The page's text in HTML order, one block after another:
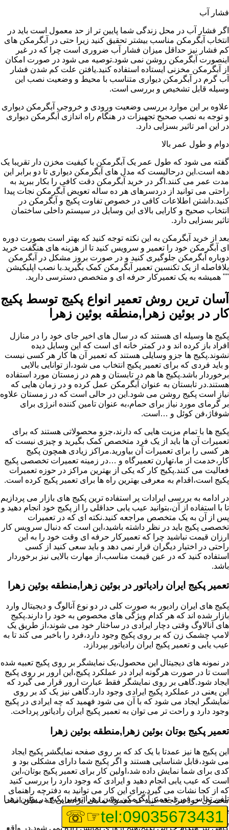
فشار آب
اگر فشار آب در محل زندگی شما پایین تر از حد معمول است باید در
انتخاب آبگرمکن مناسب بیشتر تحقیق کنید زیرا حتی در آبگرمکن های
کم فشار نیز حداقل میزان فشار آب ضروری است چرا که در غیر
اینصورت آبگرمکن روشن نمی شود.توصیه می شود در صورت امکان
از آبگرمکن مخزنی ایستاده استفاده کنید.یافتن علت کم شدن فشار
آب گرم در آبگرمکن دیواری متناسب با محیط و وضعیت نصب این
وسیله قابل تشخیص و بررسی است.
علاوه بر این موارد بررسی وضعیت ورودی و خروجی آبگرمکن دیواری
و توجه به نصب صحیح تجهیزات در هنگام راه اندازی آبگرمکن دیواری
در این امر تاثیر بسزایی دارد.
دوام و طول عمر بالا
گفته می شود که طول عمر یک آبگرمکن با کیفیت مخزن دار تقریبا یک
دهه است.این درحالیست که مدل های آبگرمکن دیواری تا دو برابر این
مدت عمر می کنند.اگر در خرید آبگرمکن دقت کافی را بکار ببرید به
راحتی می توانید از دردسرهای هر ده ساله تعویض آبگرمکن نجات پیدا
کنید.داشتن اطلاعات کافی در خصوص تفاوت پکیج و آبگرمکن در
انتخاب صحیح و کارایی بالای این وسایل در سیستم داخلی ساختمان
تاثیر بسزایی دارد.
بعد از خرید آبگرمکن به این نکته توجه کنید که بهتر است بصورت دوره
ای آبگرمکن خود را تعمیر و سرویس کنید تا از هزینه های هنگفت خرید
دوباره آبگرمکن جلوگیری کنید و در صورت بروز مشکل در آبگرمکن
بلافاصله از یک تکنسین تعمیر آبگرمکن کمک بگیرید.با نصب اپلیکیشن
"" همیشه به یک تعمیرکار حرفه ای و متخصص دسترسی دارید.
آسان ترین روش تعمیر انواع پکیج توسط پکیج
کار در بوئین زهرا,منطقه بوئین زهرا
پکیج ها وسیله ای هستند که در سال های اخیر جای خود را در منازل
افراد باز کرده اند و در کمتر خانه ای است که این وسایل دیده
نشوند.پکیج ها جزو وسایلی هستند که تعمیر آن ها کار هر کسی نیست
و باید فردی که برای تعمیر پکیج انتخاب می شود،از توانایی بالایی
برخوردار باشد.پکیج ها هم در تابستان و هم در زمستان مورد استفاده
هستند.در تابستان به عنوان آبگرمکن عمل کرده و در زمان هایی که
نیاز است پکیج روشن می شود.این در حالی است که در زمستان علاوه
بر گرمای مورد نیاز برای حمام،به عنوان تامین کننده انرژی برای
شوفاژ،فن کوئل و …است.
پکیج ها با تمام مزیت هایی که دارند،جزو محصولاتی هستند که برای
تعمیرات آن ها باید از یک فرد متخصص کمک بگیرید و چیزی نیست که
هر کسی را برای تعمیرات آن بیاورید.مراکز زیادی همچون پکیج
کار،خدمت از ما،تهارن تعمیرگاه و …در زمینه تعمیرات تخصصی پکیج
فعالیت می کنند.پکیج کار که یکی از بهترین مراکز در حوزه تعمیرات
پکیج است،اقدام به معرفی بهترین راه ها برای تعمیر پکیج کرده است.
در ادامه به بررسی ایرادات پر استفاده ترین پکیج های بازار می پردازیم
تا با استفاده از آن،بتوانید عیب یابی حداقلی را از پکیج خود انجام دهید و
پس از آن به یک متخصص مراجعه کنید.نکته ای که در تعمیرات
تخصصی پکیج باید در نظر داشته باشید،این است که دنبال سرویس کار
ارزان قیمت نباشید چرا که تعمیرکار حرفه ای وقت خود را به این
راحتی در اختیار دیگران قرار نمی دهد و باید سعی کنید از کسی
استفاده کنید که در عین قیمت مناسب،از مهارت بالایی نیز برخوردار
باشد.
تعمیر پکیج ایران رادیاتور در بوئین زهرا,منطقه بوئین زهرا
پکیج های ایران رادیور به صورت کلی در دو نوع آنالوگ و دیجیتال وارد
بازار شده اند که هر کدام ویژگی های مخصوص به خود را دارند.پکیج
های آنالاوگ وقتی دچار ایرادی در ساختار خود می شوند،از طریق یک
لامپ چشمک زن که بر روی پکیج وجود دارد،فرد را باخبر می کند تا به
عیب یابی و تعمیر پکیج ایران رادیاتور بپردازد.
در نمونه های دیجیتال این محصول،یک نمایشگر بر روی پکیج تعبیه شده
است تا در صورت هرگونه ایراد در عملکرد پکیج،این ارور بر روی پکیج
ایجاد شود.گاهی بر روی نمایشگر فقط عبارت ارور قرار می گیرد که
این یعنی در عملکرد پکیج ایرادی وجود دارد.گاهی نیز یک کد بر روی
نمایشگر ایجاد می شود که با آن می شود فهمید که چه ایرادی در پکیج
وجود دارد و راحت تر می توان به تعمیر پکیج ایران رادیاتور پرداخت.
تعمیر پکیج بوتان بوئین زهرا,منطقه بوئین زهرا
این پکیج ها نیز عمدتا با یک کد که بر روی صفحه نمایگشر پکیج ایجاد
می شود،قابل شناسایی هستند و اگر پکیج شما دارای مشکلی بود و
کدی برای شما نمایش داده شد،اولین کار برای تعمیر پکیج بوتان،این
است که عیب یابی انجام دهید و ایرادی که وجود دارد را بررسی کنید
که از کجا نشات می گیرد.برای این کار می توانید به دفترچه راهنمای
محصول خود مراجعه کنید که معمولا تمامی ایرادهایی که ممکن است
برای پکیج پیش بیاید در آن قرار گرفته است.
گاهی نیز هنگام خرابی پکیج،هیچ اروری نمایش داده نمی شود.در واقع
تلفن تماس فوریتعمیر آبگرمکن بوئین زهرا,تعمیر پکیج در بوئین زهرا
tel:09035673431
☞☏